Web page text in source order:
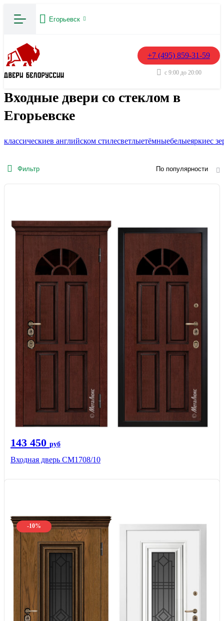
Егорьевск
+7 (495) 859-31-59
с 9:00 до 20:00
Входные двери со стеклом в
Егорьевске
классическиев английском стилесветлыетёмныебелыеяркиес
Фильтр По популярности
143 450 руб
Входная дверь CМ1708/10
-10%